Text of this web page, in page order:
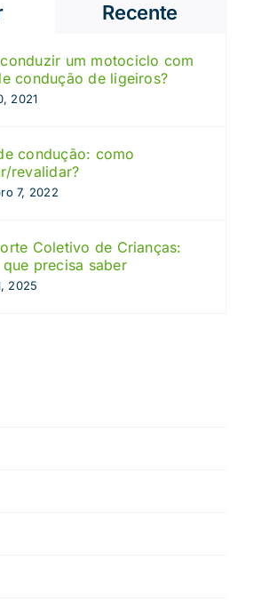
Recente
um motociclo com
condução de ligeiros?
2021
condução: como
revalidar?
7, 2022
Coletivo de Crianças:
precisa saber
2025